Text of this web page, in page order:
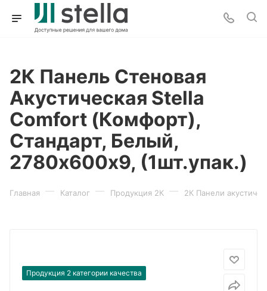
2К Панель Стеновая
Акустическая Stella
Comfort (Комфорт),
Стандарт, Белый,
2780х600х9, (1шт.упак.)
Главная — Каталог — Продукция 2К — 2К Панели
Продукция 2 категории качества